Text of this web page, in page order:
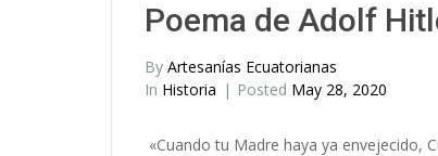
Poema de Adolf
By Artesanías Ecuatorianas
In Historia Posted May 28, 2020
«Cuando tu Madre haya ya envejecido,